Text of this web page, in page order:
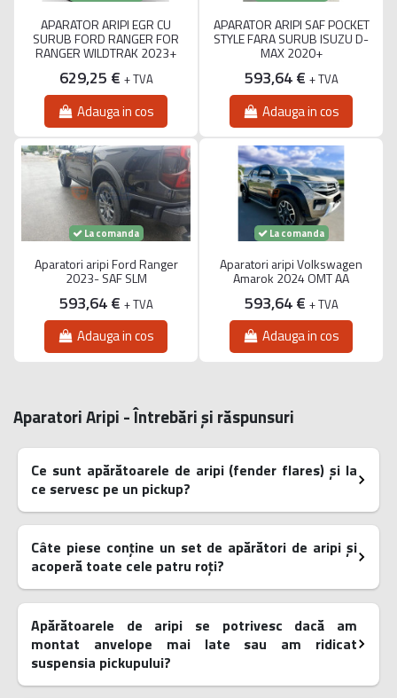
APARATOR ARIPI EGR CU
SURUB FORD RANGER FOR
RANGER WILDTRAK 2023+
629,25 € + TVA
Adauga in cos
APARATOR ARIPI SAF POCKET
STYLE FARA SURUB ISUZU D-
MAX 2020+
593,64 € + TVA
Adauga in cos
La comanda
Aparatori aripi Ford Ranger
2023- SAF SLM
593,64 € + TVA
Adauga in cos
La comanda
Aparatori aripi Volkswagen
Amarok 2024 OMT AA
593,64 € + TVA
Adauga in cos
Aparatori Aripi - Întrebări și răspunsuri
Ce sunt apărătoarele de aripi (fender flares) și la
ce servesc pe un pickup?
Câte piese conține un set de apărători de aripi și
acoperă toate cele patru roți?
Apărătoarele de aripi se potrivesc dacă am
montat anvelope mai late sau am ridicat
suspensia pickupului?